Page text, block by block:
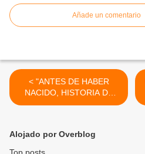
Añade un comentario
< "ANTES DE HABER
NACIDO, HISTORIA DE
UNA CANCIÓN PERDIDA"
Alojado por Overblog